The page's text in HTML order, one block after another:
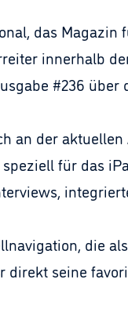
das
innerhalb
#236
an der
für das
die
direkt seine